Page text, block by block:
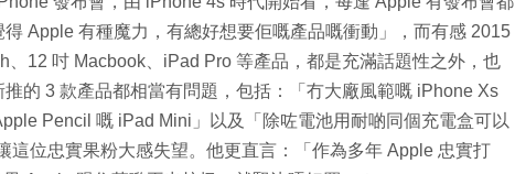
Apple 有種魔力，有總好想要佢嘅產品嘅衝動」，而有感 2015
12 吋 Macbook、iPad Pro 等產品，都是充滿話題性之外，也
的 3 款產品都相當有問題，包括：「冇大廠風範嘅 iPhone Xs
Pencil 嘅 iPad Mini」以及「除咗電池用耐啲同個充電盒可以
這位忠實果粉大感失望。他更直言：「作為多年 Apple 忠實打